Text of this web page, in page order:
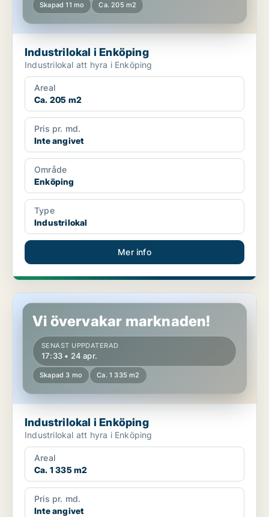
Skapad 11 mo Ca. 205 m2
Industrilokal i Enköping
Industrilokal att hyra i Enköping
Areal
Ca. 205 m2
Pris pr. md.
Inte angivet
Område
Enköping
Type
Industrilokal
Mer info
Industrilokal i Enköping
Vi övervakar marknaden!
SENAST UPPDATERAD
17:33 • 24 apr.
Skapad 3 mo Ca. 1 335 m2
Industrilokal i Enköping
Industrilokal att hyra i Enköping
Areal
Ca. 1 335 m2
Pris pr. md.
Inte angivet